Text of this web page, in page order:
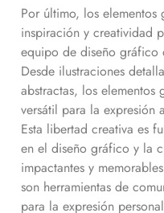
Por último, los
inspiración y creatividad
equipo de diseño gráfico
Desde ilustraciones
abstractas, los
versátil para la expresión
Esta libertad creativa es
en el diseño gráfico y la
impactantes y
son herramientas de
para la expresión